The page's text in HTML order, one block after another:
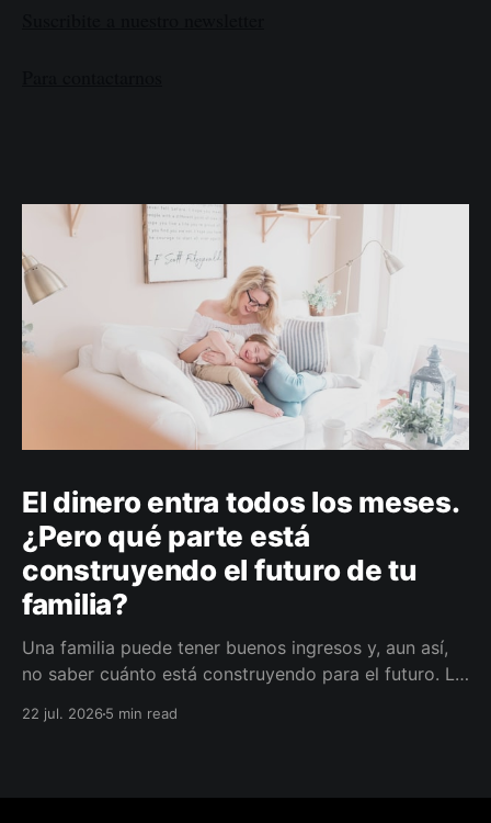
El dinero entra todos los meses.
¿Pero qué parte está
construyendo el futuro de tu
familia?
Una familia puede tener buenos ingresos y, aun así,
no saber cuánto está construyendo para el futuro. La
darle a cada parte del ingreso un propósito, un plazo
22 jul. 20265 min read